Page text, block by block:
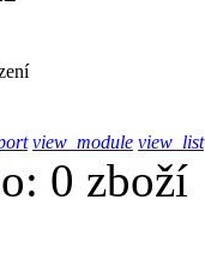
view_module view_list
0 zboží